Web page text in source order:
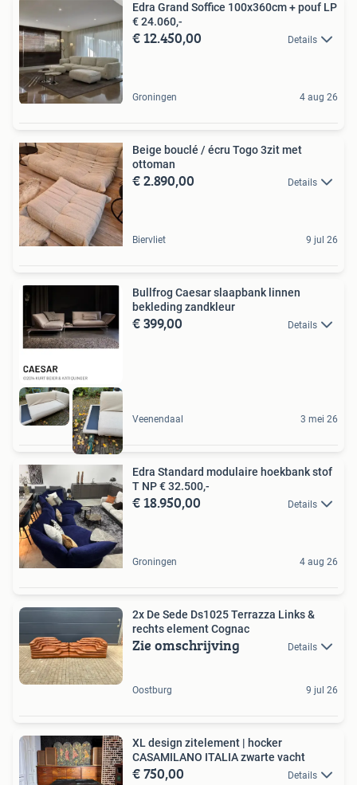
Edra Grand Soffice 100x360cm + pouf LP
€ 24.060,-
€ 12.450,00 Details
Groningen 4 aug 26
Beige bouclé / écru Togo 3zit met
ottoman
€ 2.890,00 Details
Biervliet 9 jul 26
Bullfrog Caesar slaapbank linnen
bekleding zandkleur
€ 399,00 Details
Veenendaal 3 mei 26
Edra Standard modulaire hoekbank stof
T NP € 32.500,-
€ 18.950,00 Details
Groningen 4 aug 26
2x De Sede Ds1025 Terrazza Links &
rechts element Cognac
Zie omschrijving Details
Oostburg 9 jul 26
XL design zitelement | hocker
CASAMILANO ITALIA zwarte vacht
€ 750,00 Details